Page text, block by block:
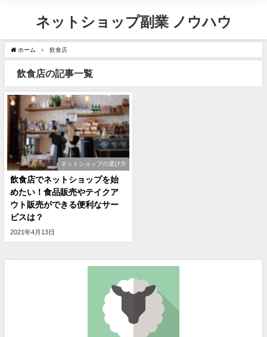
ネットショップ副業 ノウハウ
ホーム 飲食店
飲食店の記事一覧
ネットショップの選び方
飲食店でネットショップを始
めたい！食品販売やテイクア
ウト販売ができる便利なサー
ビスは？
2021年4月13日